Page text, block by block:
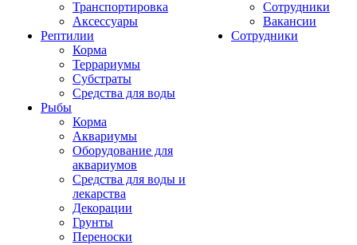
Транспортировка
Аксессуары
Рептилии
Корма
Террариумы
Субстраты
Средства для воды
Рыбы
Корма
Аквариумы
Оборудование для
аквариумов
Средства для воды и
лекарства
Декорации
Грунты
Переноски
Сотрудники
Вакансии
Сотрудники